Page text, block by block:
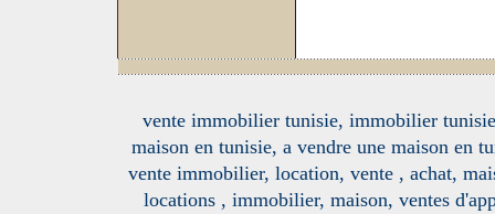
vente immobilier tunisie, immobilier
maison en tunisie, a vendre une maison en
vente immobilier, location, vente , achat,
locations , immobilier, maison, ventes